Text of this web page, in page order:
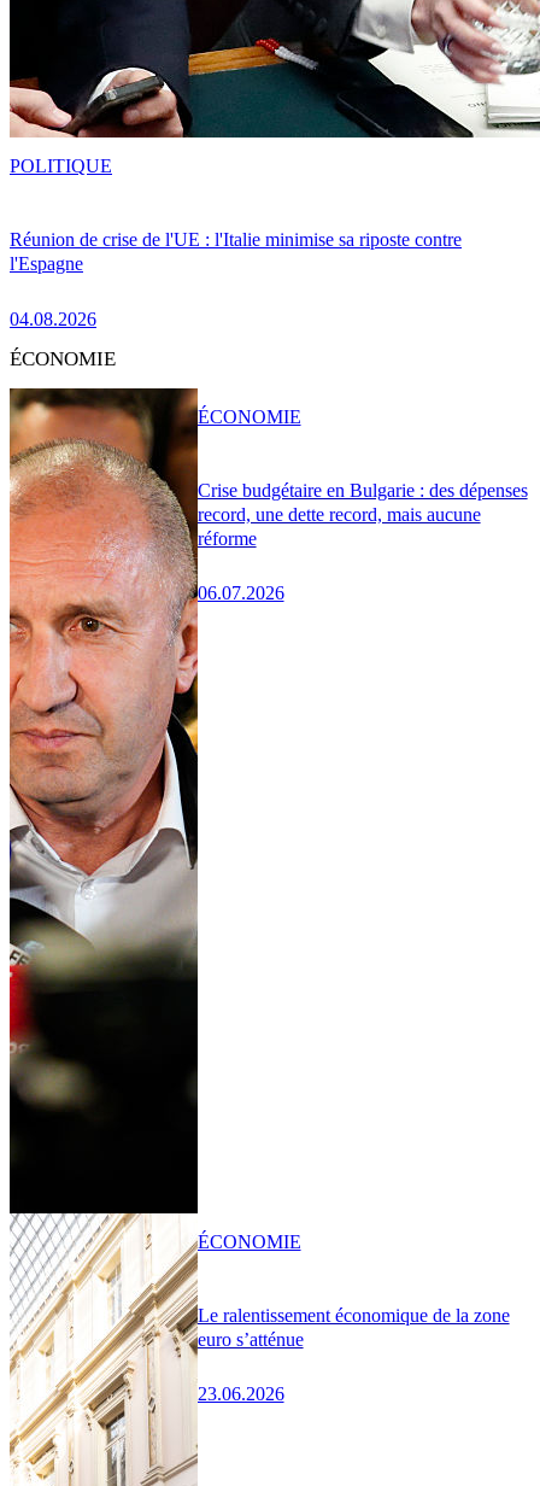
Réunion de crise de l'UE : l'Italie minimise sa riposte contre
l'Espagne
04.08.2026
POLITIQUE
ÉCONOMIE
Crise budgétaire en Bulgarie : des dépenses
record, une dette record, mais aucune
réforme
06.07.2026
ÉCONOMIE
Le ralentissement économique de la zone
euro s’atténue
23.06.2026
ÉCONOMIE